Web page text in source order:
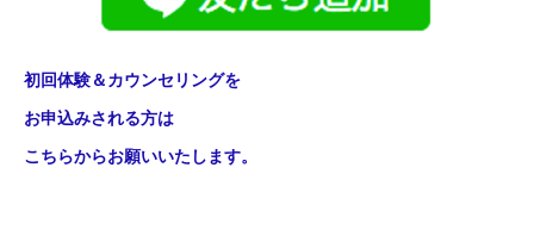
初回体験＆カウンセリングを
お申込みされる方は
こちらからお願いいたします。